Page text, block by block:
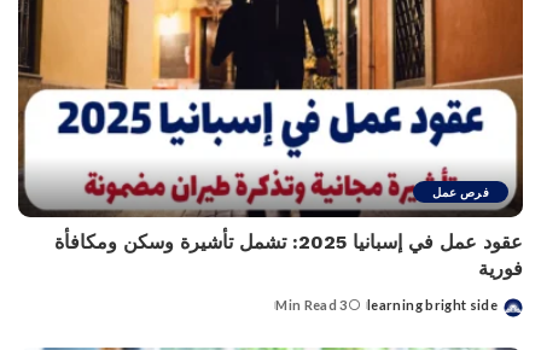
فرص عمل
عقود عمل في إسبانيا 2025: تشمل تأشيرة وسكن ومكافأة
فورية
Posted
learning bright side
3 Min Read